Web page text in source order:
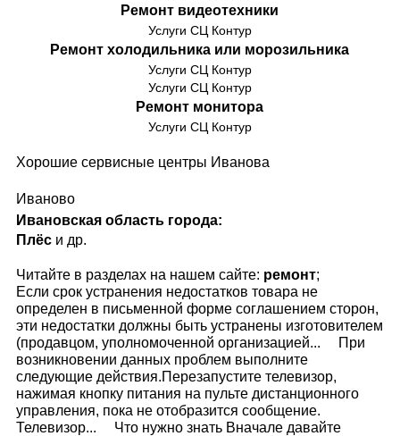
Ремонт видеотехники
Услуги СЦ Контур
Ремонт холодильника или морозильника
Услуги СЦ Контур
Услуги СЦ Контур
Ремонт монитора
Услуги СЦ Контур
Хорошие сервисные центры Иванова
Иваново
Ивановская область города:
Плёси др.
Читайте в разделах на нашем сайте: ремонт;
Если срок устранения недостатков товара не
определен в письменной форме соглашением сторон,
эти недостатки должны быть устранены изготовителем
(продавцом, уполномоченной организацией... При
возникновении данных проблем выполните
следующие действия.Перезапустите телевизор,
нажимая кнопку питания на пульте дистанционного
управления, пока не отобразится сообщение.
Телевизор... Что нужно знать Вначале давайте